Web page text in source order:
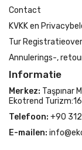
Contact
KVKK en
Tur
Annulerings-,
Informatie
Merkez: Taşpınar
Ekotrend
Telefoon: +90
E-mailen: